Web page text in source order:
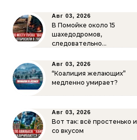
Авг 03, 2026
В Помойке около 15
шахедодромов,
следовательно…
Авг 03, 2026
“Коалиция желающих”
медленно умирает?
Авг 03, 2026
Вот так: всё простенько и
со вкусом